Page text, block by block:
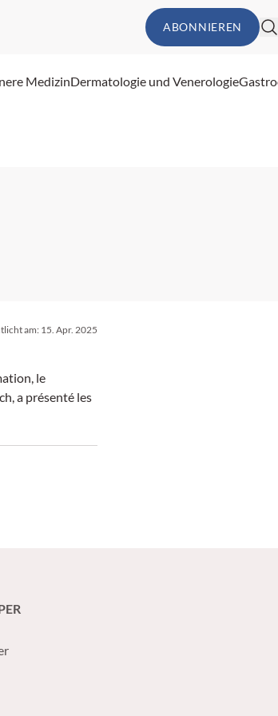
ABONNIEREN
MedizinDermatologie und Venerologie
am: 15. Apr. 2025
le
a présenté les